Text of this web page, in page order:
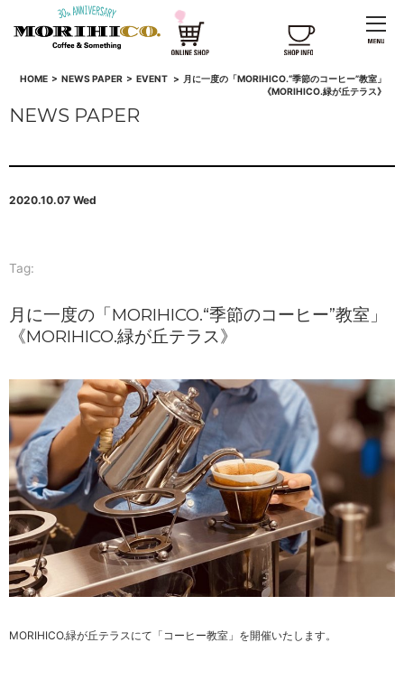
HOME> NEWS PAPER> EVENT > 月に一度の「MORIHICO.“季節のコーヒー”教室」
《MORIHICO.緑が丘テラス》
NEWS PAPER
2020.10.07 Wed
Tag:
月に一度の「MORIHICO.“季節のコーヒー”教室」
《MORIHICO.緑が丘テラス》
MORIHICO.緑が丘テラスにて「コーヒー教室」を開催いたします。